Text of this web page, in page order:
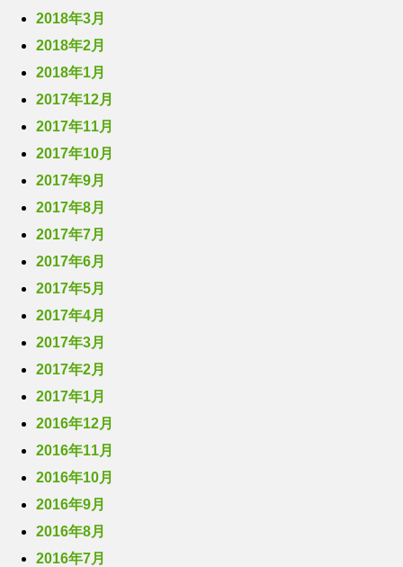
2018年3月
2018年2月
2018年1月
2017年12月
2017年11月
2017年10月
2017年9月
2017年8月
2017年7月
2017年6月
2017年5月
2017年4月
2017年3月
2017年2月
2017年1月
2016年12月
2016年11月
2016年10月
2016年9月
2016年8月
2016年7月